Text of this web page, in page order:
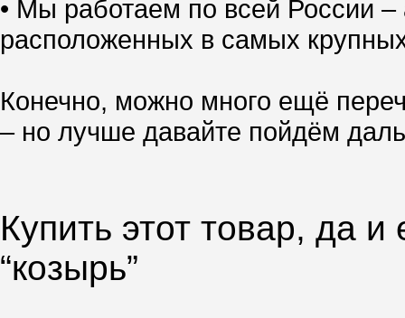
• Мы работаем по всей России
расположенных в самых
Конечно, можно много ещё
– но лучше давайте пойдём
Купить этот товар, да
“козырь”